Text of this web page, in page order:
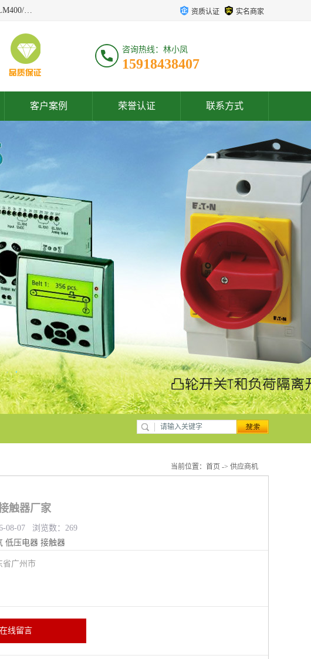
广东泓威电气设备有限公司是一家专业从事EATON凸轮开关T0,EATON隔离开关P,EATON伊顿软启动器,EATON接触器DILM400/22,ETN隔离开关P1-32/EA/SVB,凸轮开关T0-2-1/EA/SVB,伊顿软启动器S811+V42N3SP等品牌的电气自动化产品代理经销商。 资质认证 实名商家
咨询热线：林小凤
15918438407
客户案例 荣誉认证 联系方式
当前位置： 首页 -> 供应商机
触器厂家
08-07 浏览数：269
低压电器 接触器
省广州市
在线留言